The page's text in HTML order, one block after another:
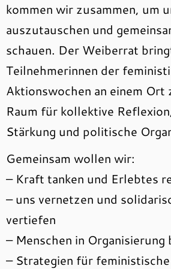
kommen wir zusammen, um
auszutauschen und
schauen. Der Weiberrat
Teilnehmerinnen der
Aktionswochen an einem Ort
Raum für kollektive
Stärkung und politische
Gemeinsam wollen wir:
– Kraft tanken und Erlebtes
– uns vernetzen und
vertiefen
– Menschen in Organisierung
– Strategien für